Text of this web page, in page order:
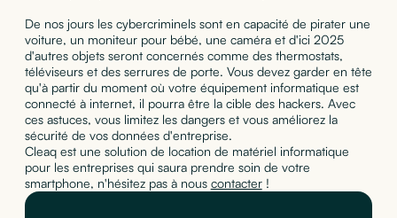
De nos jours les cybercriminels sont en capacité de pirater une
voiture, un moniteur pour bébé, une caméra et d'ici 2025
d'autres objets seront concernés comme des thermostats,
téléviseurs et des serrures de porte. Vous devez garder en tête
qu'à partir du moment où votre équipement informatique est
connecté à internet, il pourra être la cible des hackers. Avec
ces astuces, vous limitez les dangers et vous améliorez la
sécurité de vos données d'entreprise.
Cleaq est une solution de location de matériel informatique
pour les entreprises qui saura prendre soin de votre
smartphone, n'hésitez pas à nous contacter!